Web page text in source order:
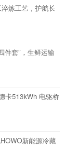
炼工艺，护航长
件套”，生鲜运输
卡513kWh 电驱桥
新能源冷藏